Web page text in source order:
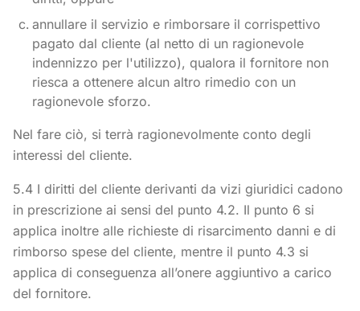
annullare il servizio e rimborsare il corrispettivo
pagato dal cliente (al netto di un ragionevole
indennizzo per l'utilizzo), qualora il fornitore non
riesca a ottenere alcun altro rimedio con un
ragionevole sforzo.
Nel fare ciò, si terrà ragionevolmente conto degli
interessi del cliente.
5.4 I diritti del cliente derivanti da vizi giuridici cadono
in prescrizione ai sensi del punto 4.2. Il punto 6 si
applica inoltre alle richieste di risarcimento danni e di
rimborso spese del cliente, mentre il punto 4.3 si
applica di conseguenza all’onere aggiuntivo a carico
del fornitore.